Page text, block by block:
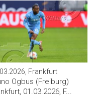
Frankfurt
Ogbus (Freiburg)
01.03.2026, F...